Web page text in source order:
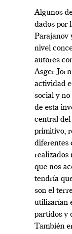
Algunos
dados por
Parajanov
nivel
autores
Asger
actividad
social y
de esta
central del
primitivo,
diferentes
realizados
que nos
tendría
son el
utilizarían
partidos y
También